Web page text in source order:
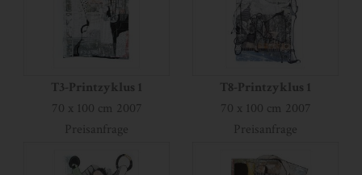
T3-Printzyklus 1
70 x 100 cm 2007
Preisanfrage
T8-Printzyklus 1
70 x 100 cm 2007
Preisanfrage